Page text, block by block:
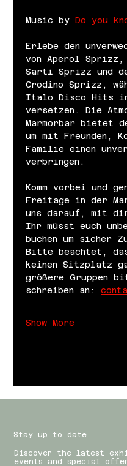
Music by Do you
Erlebe den
von Aperol
Sarti Sprizz und
Crodino Sprizz,
Italo Disco Hits
versetzen. Die
Marmorbar bietet
um mit Freunden,
Familie einen
verbringen.
Komm vorbei und
Freitage in der
uns darauf, mit dir
Ihr müsst euch
buchen um sicher
Bitte beachtet,
keinen Sitzplatz
größere Gruppen
schreiben an:
Show More
Stay up to date
Discover the latest
events and special